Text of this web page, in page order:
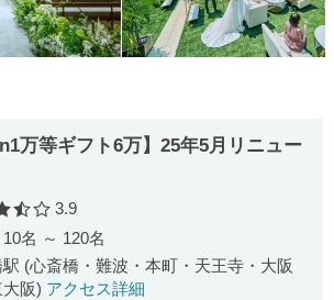
万等ギフト6万】25年5月リニュー
口コミ評価
3.9
名 ～ 120名
(心斎橋・難波・本町・天王寺・大阪
阪) アクセス詳細